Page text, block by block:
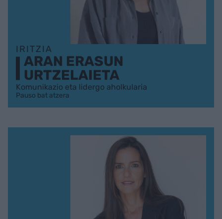
IRITZIA
ARAN ERASUN
URTZELAIETA
Komunikazio eta lidergo aholkularia
Pauso bat atzera